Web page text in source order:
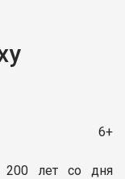
6+
200 лет со дня